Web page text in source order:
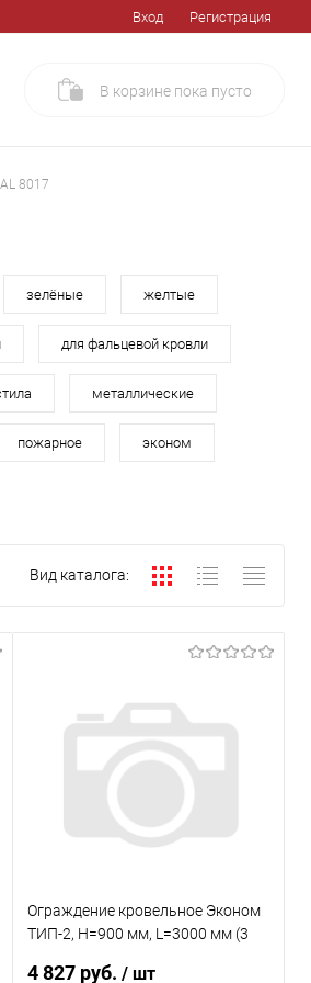
Вход Регистрация
В корзине пока пусто
8017
зелёные желтые
для фальцевой кровли
металлические
пожарное эконом
Вид каталога:
Ограждение кровельное Эконом
ТИП-2, H=900 мм, L=3000 мм (3
4 827 руб./ шт